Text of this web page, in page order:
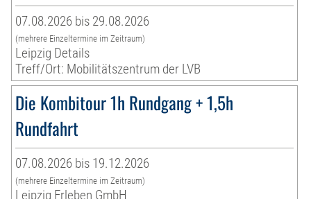
07.08.2026 bis 29.08.2026
(mehrere Einzeltermine im Zeitraum)
Leipzig Details
Treff/Ort: Mobilitätszentrum der LVB
Die Kombitour 1h Rundgang + 1,5h
Rundfahrt
07.08.2026 bis 19.12.2026
(mehrere Einzeltermine im Zeitraum)
Leipzig Erleben GmbH